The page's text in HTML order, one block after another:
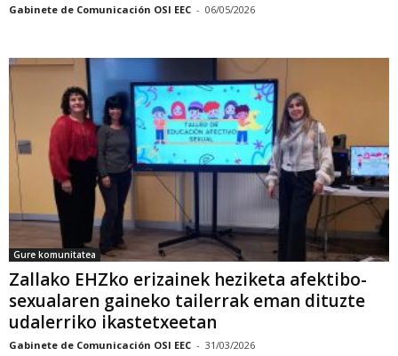
Gabinete de Comunicación OSI EEC - 06/05/2026
Gure komunitatea
Zallako EHZko erizainek heziketa afektibo-
sexualaren gaineko tailerrak eman dituzte
udalerriko ikastetxeetan
Gabinete de Comunicación OSI EEC - 31/03/2026